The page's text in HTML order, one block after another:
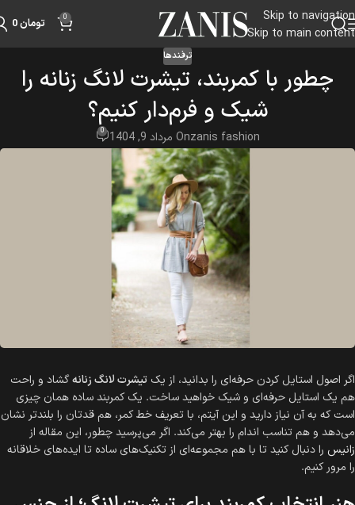
Skip to navigation
Skip to main content
0 تومان
ترفندها
چطور با کمربند، تیشرت لانگ زنانه را
شیک و فرم‌دار کنیم؟
zanis fashionOn مرداد 9, 1404 0
اگر اصول استایل کردن حرفه‌ای را بدانید، از یک تیشرت لانگ زنانهگشاد و راحت
هم یک استایل حرفه‌ای و شیک خواهید ساخت. یک کمربند ساده همان چیزی
است که به آن نیاز دارید و این آیتم، با تعریف خط کمر، هم قدتان را بلندتر نشان
می‌دهد و هم تناسب اندام را بهتر می‌کند. اگر می‌پرسید چطور، این مقاله از
زانیس را دنبال کنید تا با هم مجموعه‌ای از تکنیک‌های ساده تا ایده‌های خلاقانه
را مرور کنیم.